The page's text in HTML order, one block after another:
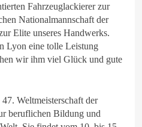
Fahrzeuglackierer zur
Nationalmannschaft der
Elite unseres Handwerks.
Lyon eine tolle Leistung
wir ihm viel Glück und gute
Weltmeisterschaft der
beruflichen Bildung und